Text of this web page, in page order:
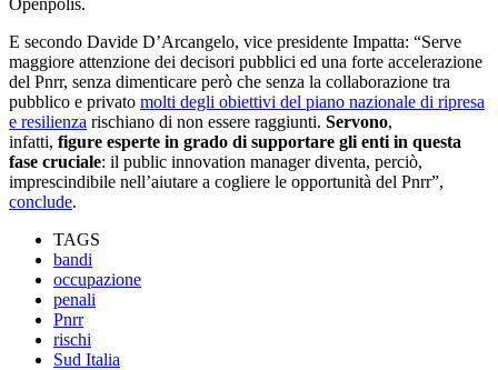
E secondo Davide D’Arcangelo, vice presidente Impatta: “Serve
maggiore attenzione dei decisori pubblici ed una forte accelerazione
del Pnrr, senza dimenticare però che senza la collaborazione tra
pubblico e privato molti degli obiettivi del piano nazionale di ripresa
e resilienza rischiano di non essere raggiunti. Servono,
infatti, figure esperte in grado di supportare gli enti in questa
fase cruciale: il public innovation manager diventa, perciò,
imprescindibile nell’aiutare a cogliere le opportunità del Pnrr”,
conclude.
TAGS
bandi
occupazione
penali
Pnrr
rischi
Sud Italia